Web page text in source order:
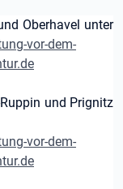
Oberhavel unter
vor-dem-
und Prignitz
vor-dem-